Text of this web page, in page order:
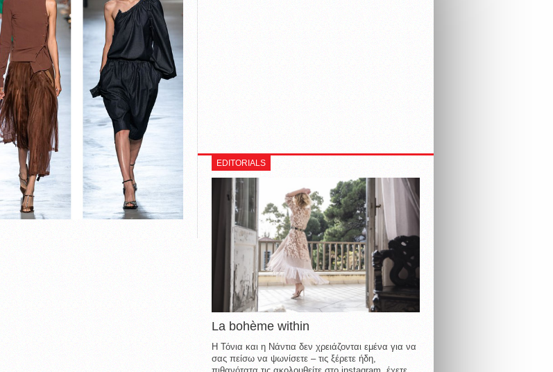
EDITORIALS
La bohème within
Η Τόνια και η Νάντια δεν χρειάζονται εμένα για να
σας πείσω να ψωνίσετε – τις ξέρετε ήδη,